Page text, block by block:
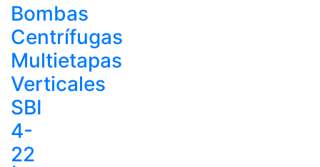
Bombas
Centrífugas
Multietapas
Verticales
SBI
4-
22